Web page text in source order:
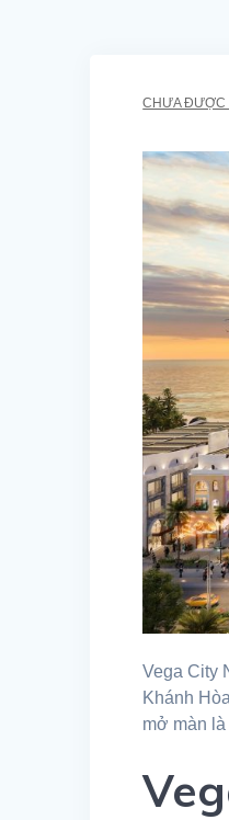
CHƯA ĐƯỢC
Vega City
Khánh
mở màn